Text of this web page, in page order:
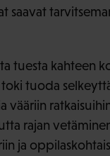
saavat
tuesta kahteen
tuoda
vääriin
rajan
ja